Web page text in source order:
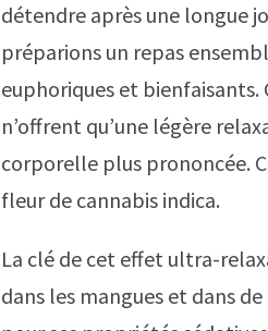
détendre après une longue
préparions un repas
euphoriques et bienfaisants.
n’offrent qu’une légère
corporelle plus prononcée.
fleur de cannabis indica.
La clé de cet effet ultra-
dans les mangues et dans